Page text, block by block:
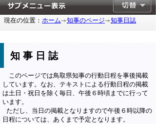
現在の位置： ホーム 知事のページ 知事日誌
知事日誌
このページでは鳥取県知事の行動日程を事後掲載
しています。なお、テキストによる行動日程の掲載
は土日・祝日を除く毎日、午後６時頃までに行って
います。
ただし、当日の掲載となりますので午後６時以降の
日程については、あくまで予定となります。